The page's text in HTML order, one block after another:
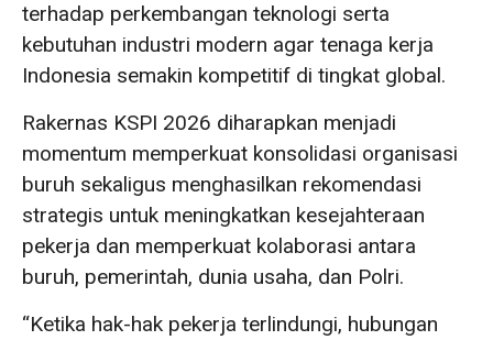
terhadap perkembangan teknologi serta
kebutuhan industri modern agar tenaga kerja
Indonesia semakin kompetitif di tingkat global.
Rakernas KSPI 2026 diharapkan menjadi
momentum memperkuat konsolidasi organisasi
buruh sekaligus menghasilkan rekomendasi
strategis untuk meningkatkan kesejahteraan
pekerja dan memperkuat kolaborasi antara
buruh, pemerintah, dunia usaha, dan Polri.
“Ketika hak-hak pekerja terlindungi, hubungan